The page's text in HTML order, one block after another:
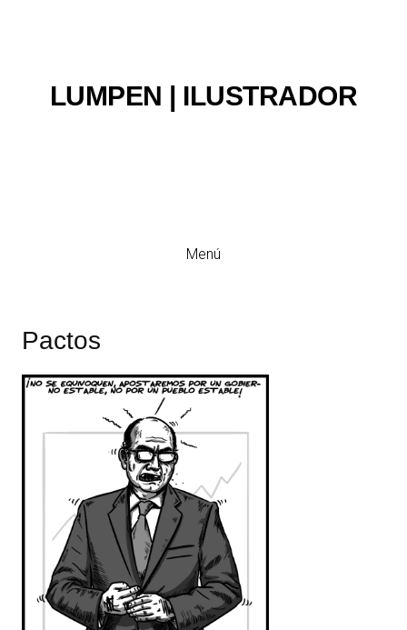
LUMPEN | ILUSTRADOR
Menú
Pactos